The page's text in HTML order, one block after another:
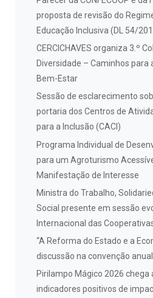
proposta de revisão do
Educação Inclusiva (DL 54/
CERCICHAVES organiza 3.º
Diversidade – Caminhos para
Bem-Estar
Sessão de esclarecimento
portaria dos Centros de
para a Inclusão (CACI)
Programa Individual de
para um Agroturismo
Manifestação de Interesse
Ministra do Trabalho,
Social presente em sessão
Internacional das
“A Reforma do Estado e a
discussão na convenção anual
Pirilampo Mágico 2026 chega
indicadores positivos de